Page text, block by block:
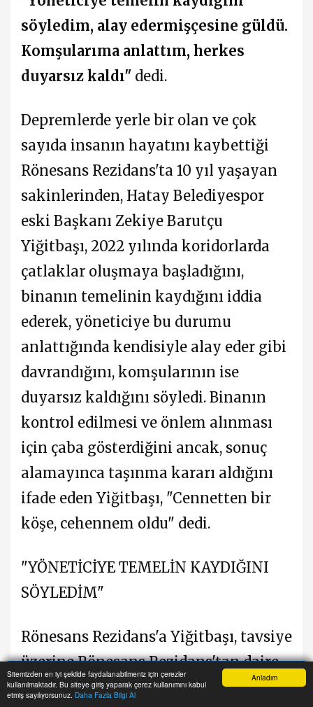
Anladım
Sitemizden en iyi şekilde faydalanabilmeniz için çerezler
kullanılmaktadır. Bu siteye giriş yaparak çerez kullanımını kabul
etmiş sayılıyorsunuz. Daha Fazla Bilgi Al
söyledim, alay edermişçesine güldü.
Komşularıma anlattım, herkes
duyarsız kaldı" dedi.
Depremlerde yerle bir olan ve çok
sayıda insanın hayatını kaybettiği
Rönesans Rezidans'ta 10 yıl yaşayan
sakinlerinden, Hatay Belediyespor
eski Başkanı Zekiye Barutçu
Yiğitbaşı, 2022 yılında koridorlarda
çatlaklar oluşmaya başladığını,
binanın temelinin kaydığını iddia
ederek, yöneticiye bu durumu
anlattığında kendisiyle alay eder gibi
davrandığını, komşularının ise
duyarsız kaldığını söyledi. Binanın
kontrol edilmesi ve önlem alınması
için çaba gösterdiğini ancak, sonuç
alamayınca taşınma kararı aldığını
ifade eden Yiğitbaşı, "Cennetten bir
köşe, cehennem oldu" dedi.
"YÖNETİCİYE TEMELİN KAYDIĞINI
SÖYLEDİM"
Rönesans Rezidans'a Yiğitbaşı, tavsiye
üzerine Rönesans Rezidans'tan daire
satın aldığını ve 2013 yılında
Anasayfa Yazarlar Haber Ara İhbar Hattı Menu